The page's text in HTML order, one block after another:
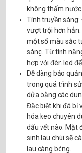
không thấm nước.
Tính truyền
vượt trội hơn
một số màu sắc
sáng. Từ tính
hợp với đèn led
Dễ dàng bảo
trong quá trình
dửa bằng các
Đặc biệt khi đá bị
hóa keo chuyên
dấu vết nào. Mặt
sinh lau chùi sẽ
lau càng bóng.